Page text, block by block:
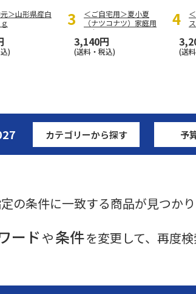
＞山形県産白
)
＜ご自宅用＞夏小夏
（ナツコナツ）家庭用
３ｋｇ
3,140円
(送料・税込) (送
カテゴリーから探す 予
の条件に一致する商品が見つかり
ードや条件を変更して、再度検